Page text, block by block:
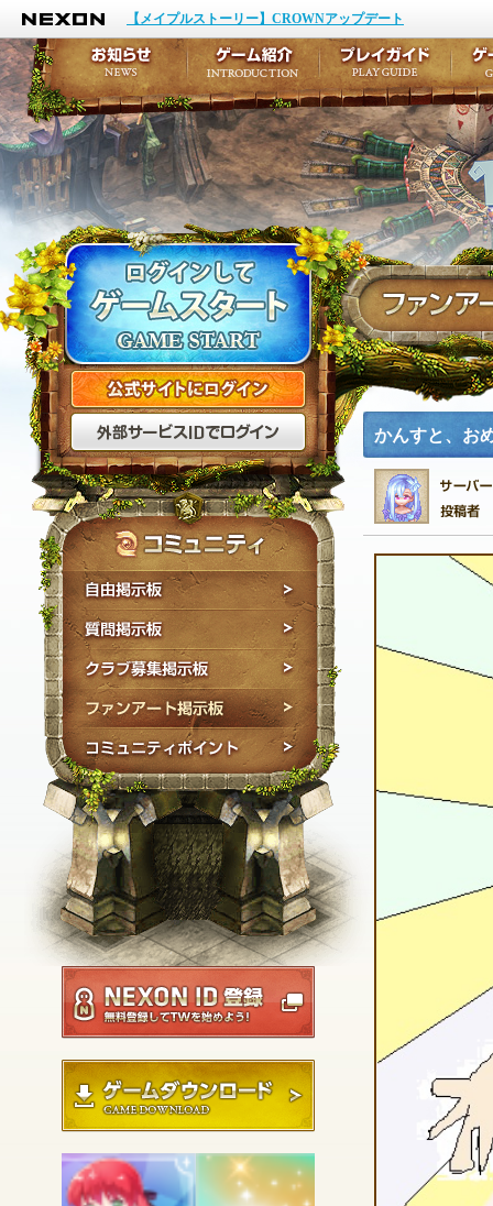
NEXON
【メイプルストーリー】CROWNアップデート
公式サイトにログイン
外部サービスIDでログ
クラブ募集掲示板
ゲームダウンロード
かんすと、お
お知らせ
イベント
アップデート
メンテナンス
ゲーム紹介
キャラクター作成
テイルズ初級者講座
ここだけは知ってお